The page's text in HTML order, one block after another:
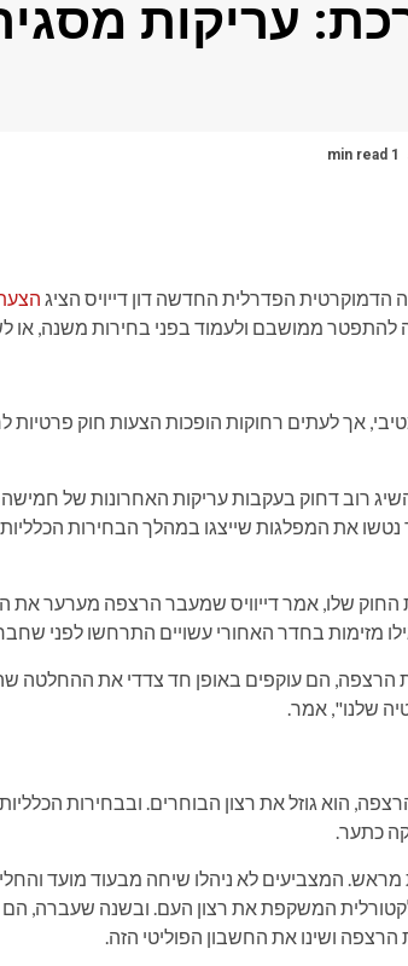
עריקות
1 min read
הפדרלית החדשה דון דייויס הציג
ממושבם ולעמוד בפני בחירות משנה, או
אך לעתים רחוקות הופכות הצעות חוק פרטיות
רוב דחוק בעקבות עריקות האחרונות של
את המפלגות שייצגו במהלך הבחירות
שלו, אמר דייוויס שמעבר הרצפה מערער את
מזימות בחדר האחורי עשויים התרחשו לפני
הם עוקפים באופן חד צדדי את ההחלטה
שלנו", אמר.
הוא גוזל את רצון הבוחרים. ובבחירות
כתער.
מראש. המצביעים לא ניהלו שיחה מבעוד מועד
המשקפת את רצון העם. ובשנה שעברה,
ושינו את החשבון הפוליטי הזה.